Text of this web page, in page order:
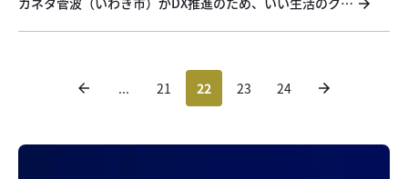
... 21 22 23 24